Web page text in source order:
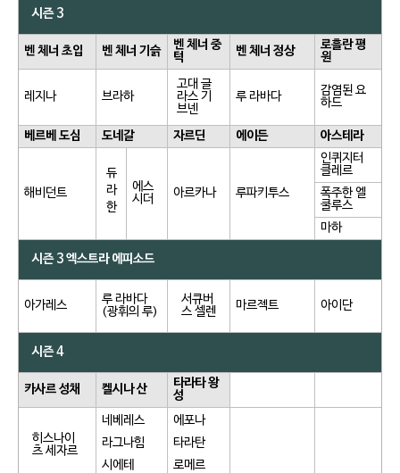
시즌 3
벤 체너 초입 벤 체너 기슭
벤 체너 중
턱
벤 체너 정상
로흘란 평
원
레지나 브라하
고대 글
라스 기
브넨
루 라바다
감염된 요
하드
베르베 도심 도네갈 자르딘 에이든 아스테라
해비던트
듀
라
한
에스
시더
아르카나 루파키투스
인퀴지터
클레르
폭주한 엘
쿨루스
마하
시즌 3 엑스트라 에피소드
아가레스
루 라바다
(광휘의 루)
서큐버
스 셀렌
마르젝트 아이단
시즌 4
카사르 성채 켈시나 산
타라타 왕
성
히스나이
츠 세자르
네베레스
라그나힘
시에테
에포나
타라탄
로메르